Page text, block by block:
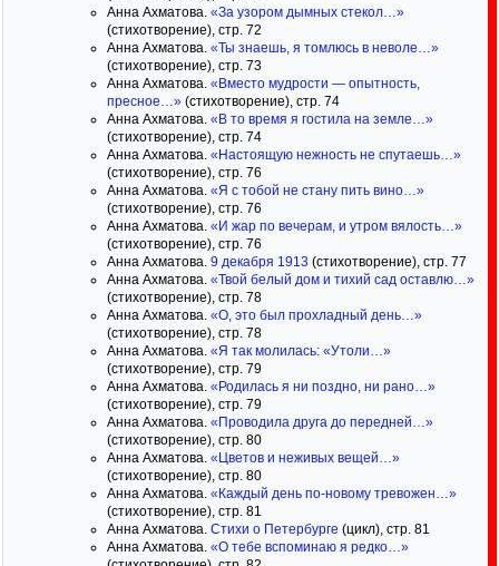
Анна Ахматова. «За узором дымных стекол…»
(стихотворение), стр. 72
Анна Ахматова. «Ты знаешь, я томлюсь в неволе…»
(стихотворение), стр. 73
Анна Ахматова. «Вместо мудрости — опытность,
пресное…» (стихотворение), стр. 74
Анна Ахматова. «В то время я гостила на земле…»
(стихотворение), стр. 74
Анна Ахматова. «Настоящую нежность не спутаешь…»
(стихотворение), стр. 76
Анна Ахматова. «Я с тобой не стану пить вино…»
(стихотворение), стр. 76
Анна Ахматова. «И жар по вечерам, и утром вялость…»
(стихотворение), стр. 76
Анна Ахматова. 9 декабря 1913 (стихотворение), стр. 77
Анна Ахматова. «Твой белый дом и тихий сад оставлю…»
(стихотворение), стр. 78
Анна Ахматова. «О, это был прохладный день…»
(стихотворение), стр. 78
Анна Ахматова. «Я так молилась: «Утоли…»
(стихотворение), стр. 79
Анна Ахматова. «Родилась я ни поздно, ни рано…»
(стихотворение), стр. 79
Анна Ахматова. «Проводила друга до передней…»
(стихотворение), стр. 80
Анна Ахматова. «Цветов и неживых вещей…»
(стихотворение), стр. 80
Анна Ахматова. «Каждый день по-новому тревожен…»
(стихотворение), стр. 81
Анна Ахматова. Стихи о Петербурге (цикл), стр. 81
Анна Ахматова. «О тебе вспоминаю я редко…»